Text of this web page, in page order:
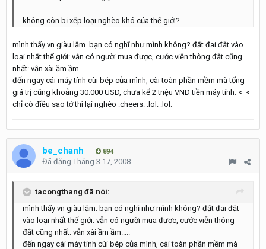
không còn bị xếp loại nghèo khó của thế giới?
mình thấy vn giàu lắm. bạn có nghĩ như mình không? đất đai đắt vào
loại nhất thế giới: vẫn có người mua được, cước viễn thông đắt cũng
nhất: vẫn xài ầm ầm.....
đến ngay cái máy tính cùi bép của mình, cài toàn phần mềm mà tổng
giá trị cũng khoảng 30.000 USD, chưa kể 2 triệu VND tiền máy tính. <_<
chỉ có điều sao tớ thì lại nghèo :cheers: :lol: :lol:
be_chanh 894
Đã đăng Tháng 3 17, 2008
tacongthang đã nói:
mình thấy vn giàu lắm. bạn có nghĩ như mình không? đất đai đắt
vào loại nhất thế giới: vẫn có người mua được, cước viễn thông
đắt cũng nhất: vẫn xài ầm ầm.....
đến ngay cái máy tính cùi bép của mình, cài toàn phần mềm mà